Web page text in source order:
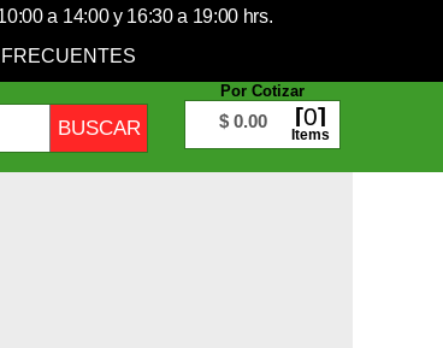
a 14:00 y 16:30 a 19:00 hrs.
Por Cotizar
$ 0.00 0
Items